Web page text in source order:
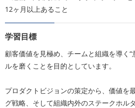
12ヶ月以上あること
学習目標
顧客価値を見極め、チームと組織を導く“
ルを磨くことを目的としています。
プロダクトビジョンの策定から、価値を
グ戦略、そして組織内外のステークホル